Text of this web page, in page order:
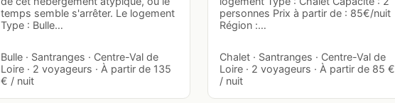
temps semble s'arrêter. Le logement
Type : Bulle…
Bulle · Santranges · Centre-Val de
Loire · 2 voyageurs · À partir de 135
€ / nuit
personnes Prix à partir de : 85€/nuit
Région :…
Chalet · Santranges · Centre-Val de
Loire · 2 voyageurs · À partir de 85 €
/ nuit